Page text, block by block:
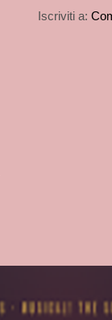
Iscriviti a: